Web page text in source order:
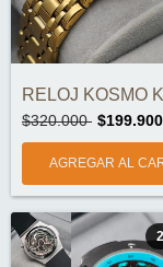
$320.000 $199.900